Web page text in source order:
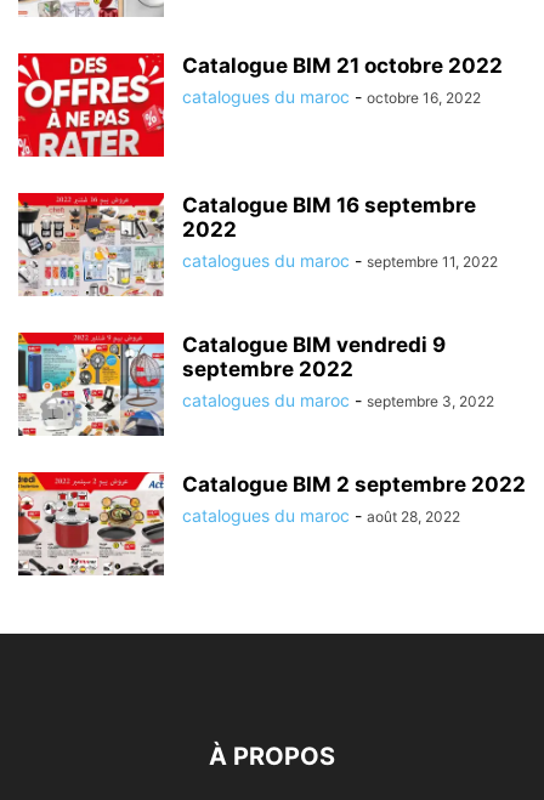
Catalogue BIM 21 octobre 2022
catalogues du maroc - octobre 16, 2022
Catalogue BIM 16 septembre
2022
catalogues du maroc - septembre 11, 2022
Catalogue BIM vendredi 9
septembre 2022
catalogues du maroc - septembre 3, 2022
Catalogue BIM 2 septembre 2022
catalogues du maroc - août 28, 2022
À PROPOS